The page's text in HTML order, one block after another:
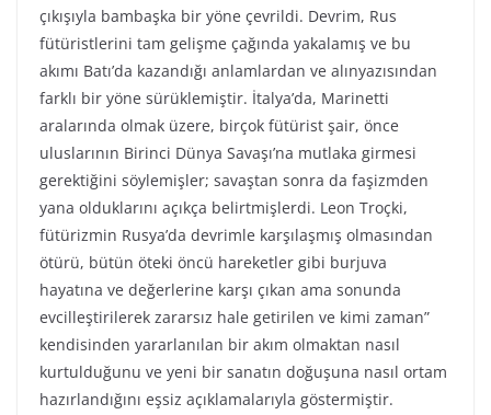
çıkışıyla bambaşka bir yöne çevrildi. Devrim, Rus
fütüristlerini tam gelişme çağında yakalamış ve bu
akımı Batı’da kazandığı anlamlardan ve alınyazısından
farklı bir yöne sürüklemiştir. İtalya’da, Marinetti
aralarında olmak üzere, birçok fütürist şair, önce
uluslarının Birinci Dünya Savaşı’na mutlaka girmesi
gerektiğini söylemişler; savaştan sonra da faşizmden
yana olduklarını açıkça belirtmişlerdi. Leon Troçki,
fütürizmin Rusya’da devrimle karşılaşmış olmasından
ötürü, bütün öteki öncü hareketler gibi burjuva
hayatına ve değerlerine karşı çıkan ama sonunda
evcilleştirilerek zararsız hale getirilen ve kimi zaman”
kendisinden yararlanılan bir akım olmaktan nasıl
kurtulduğunu ve yeni bir sanatın doğuşuna nasıl ortam
hazırlandığını eşsiz açıklamalarıyla göstermiştir.